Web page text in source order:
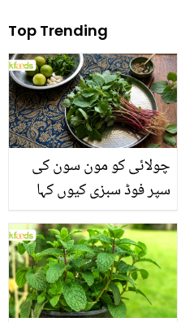
Top Trending
چولائی کو مون سون کی
سپر فوڈ سبزی کیوں کہا
منرلز اور اینٹی آکسیڈنٹس
سے بھرپور اس سبزی کے
فائدے